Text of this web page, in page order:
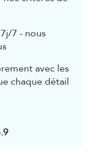
7 - nous
avec les
chaque détail